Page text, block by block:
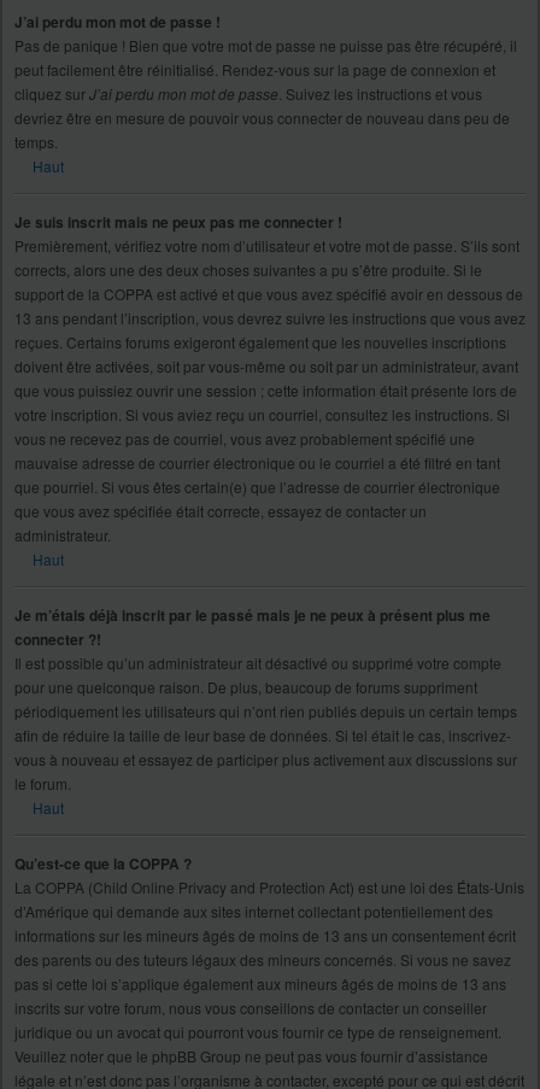
J’ai perdu mon mot de passe !
Pas de panique ! Bien que votre mot de passe ne puisse pas être récupéré, il
peut facilement être réinitialisé. Rendez-vous sur la page de connexion et
cliquez surJ’ai perdu mon mot de passe . Suivez les instructions et vous
devriez être en mesure de pouvoir vous connecter de nouveau dans peu de
temps.
Haut
Je suis inscrit mais ne peux pas me connecter !
Premièrement, vérifiez votre nom d’utilisateur et votre mot de passe. S’ils sont
corrects, alors une des deux choses suivantes a pu s’être produite. Si le
support de la COPPA est activé et que vous avez spécifié avoir en dessous de
13 ans pendant l’inscription, vous devrez suivre les instructions que vous avez
reçues. Certains forums exigeront également que les nouvelles inscriptions
doivent être activées, soit par vous-même ou soit par un administrateur, avant
que vous puissiez ouvrir une session ; cette information était présente lors de
votre inscription. Si vous aviez reçu un courriel, consultez les instructions. Si
vous ne recevez pas de courriel, vous avez probablement spécifié une
mauvaise adresse de courrier électronique ou le courriel a été filtré en tant
que pourriel. Si vous êtes certain(e) que l’adresse de courrier électronique
que vous avez spécifiée était correcte, essayez de contacter un
administrateur.
Haut
Je m’étais déjà inscrit par le passé mais je ne peux à présent plus me
connecter ?!
Il est possible qu’un administrateur ait désactivé ou supprimé votre compte
pour une quelconque raison. De plus, beaucoup de forums suppriment
périodiquement les utilisateurs qui n’ont rien publiés depuis un certain temps
afin de réduire la taille de leur base de données. Si tel était le cas, inscrivez-
vous à nouveau et essayez de participer plus activement aux discussions sur
le forum.
Haut
Qu’est-ce que la COPPA ?
La COPPA (Child Online Privacy and Protection Act) est une loi des États-Unis
d’Amérique qui demande aux sites internet collectant potentiellement des
informations sur les mineurs âgés de moins de 13 ans un consentement écrit
des parents ou des tuteurs légaux des mineurs concernés. Si vous ne savez
pas si cette loi s’applique également aux mineurs âgés de moins de 13 ans
inscrits sur votre forum, nous vous conseillons de contacter un conseiller
juridique ou un avocat qui pourront vous fournir ce type de renseignement.
Veuillez noter que le phpBB Group ne peut pas vous fournir d’assistance
légale et n’est donc pas l’organisme à contacter, excepté pour ce qui est décrit